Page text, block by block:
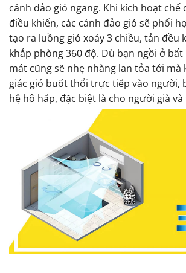
cánh đảo gió ngang. Khi kích hoạt chế
điều khiển, các cánh đảo gió sẽ phối
tạo ra luồng gió xoáy 3 chiều, tản đều
khắp phòng 360 độ. Dù bạn ngồi ở
mát cũng sẽ nhẹ nhàng lan tỏa tới mà
giác gió buốt thổi trực tiếp vào người,
hệ hô hấp, đặc biệt là cho người già